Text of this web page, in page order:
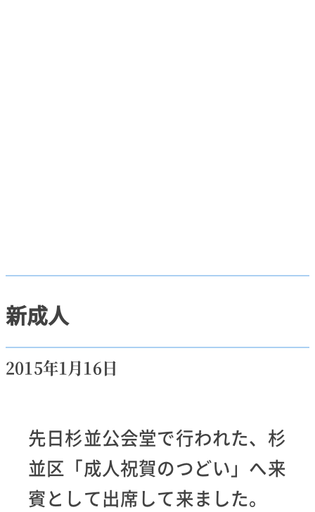
新成人
2015年1月16日
先日杉並公会堂で行われた、杉
並区「成人祝賀のつどい」へ来
賓として出席して来ました。